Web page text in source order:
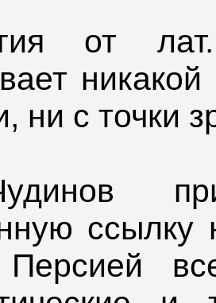
от
никакой
ни с точки
ссылку